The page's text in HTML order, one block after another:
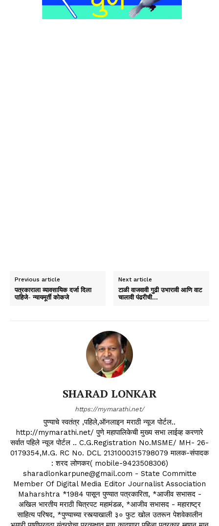
Previous article
पत्रकाराला व्यावसायिक दर्जा दिला
पाहिजे- न्यायमूर्ती कोकजे
Next article
टाळी वाजवावी गुढी उभारावी आणि वाट
चालावी पंढरीची…
SHARAD LONKAR
https://mymarathi.net/
पुण्याचे स्वतंत्र ,पहिले,ऑनलाइन मराठी न्यूज पोर्टल..
http://mymarathi.net/ पुणे महापालिकेची मुख्य सभा लाईव्ह करणारे
सर्वात पहिले न्यूज पोर्टल .. C.G.Registration No.MSME/ MH- 26-
0179354,M.G. RC No. DCL 2131000315798079 मालक-संपादक
: शरद लोणकर( mobile-9423508306)
sharadlonkarpune@gmail.com - State Committe
Member Of Digital Media Editor Journalist Association
Maharshtra *1984 पासून पुण्यात पत्रकारिता, *आजीव सभासद -
अखिल भारतीय मराठी चित्रपट महामंडळ, *आजीव सभासद - महाराष्ट्र
साहित्य परिषद, *पुण्याच्या रस्त्याखाली ३० फुट खोल उतरून पेशवेकालीन